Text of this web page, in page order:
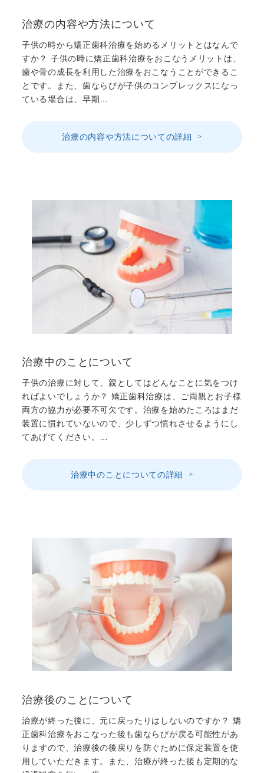
治療の内容や方法について
子供の時から矯正歯科治療を始めるメリットとはなんで
すか？ 子供の時に矯正歯科治療をおこなうメリットは、
歯や骨の成長を利用した治療をおこなうことができるこ
とです。また、歯ならびが子供のコンプレックスになっ
ている場合は、早期…
治療の内容や方法についての詳細
治療中のことについて
子供の治療に対して、親としてはどんなことに気をつけ
ればよいでしょうか？ 矯正歯科治療は、ご両親とお子様
両方の協力が必要不可欠です。治療を始めたころはまだ
装置に慣れていないので、少しずつ慣れさせるようにし
てあげてください。…
治療中のことについての詳細
治療後のことについて
治療が終った後に、元に戻ったりはしないのですか？ 矯
正歯科治療をおこなった後も歯ならびが戻る可能性があ
りますので、治療後の後戻りを防ぐために保定装置を使
用していただきます。また、治療が終った後も定期的な